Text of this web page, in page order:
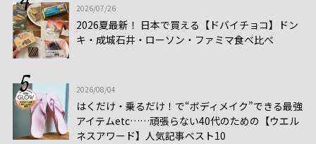
2026/07/26
2026夏最新！ 日本で買える【ドバイチョコ】ドン
キ・成城石井・ローソン・ファミマ食べ比べ
2026/08/04
はくだけ・乗るだけ！で“ボディメイク”できる最強
アイテムetc……頑張らない40代のための【ウエル
ネスアワード】人気記事ベスト10